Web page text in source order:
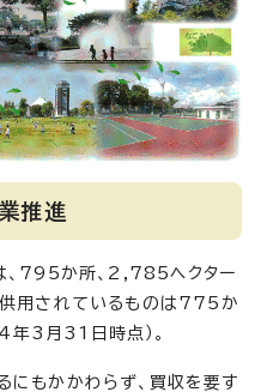
推進
、795か所、2,785ヘクター
供用されているものは775か
年3月31日時点）。
にもかかわらず、買収を要す